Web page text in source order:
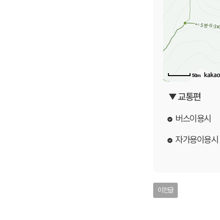
50m
▼ 교통편
버스이용시
자가용이용시
이전글